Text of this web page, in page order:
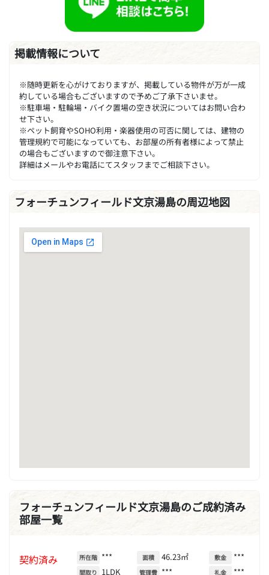
掲載情報について
※随時更新を心がけておりますが、掲載している物件が万が一成
約している場合もございますので予めご了承下さいませ。
※駐車場・駐輪場・バイク置場の空き状況についてはお問い合わ
せ下さい。
※ペット飼育やSOHO利用・楽器使用の可否に関しては、建物の
管理規約で可能になっていても、お部屋の所有者様によって禁止
の場合もございますので御注意下さい。
詳細はメールやお電話にてスタッフまでご相談下さい。
フォーチュンフィールド文京湯島の周辺地図
フォーチュンフィールド文京湯島のご成約済み
部屋一覧
契約済み 所在階 ***
間取り 1LDK
面積 46.23㎡
管理費 ***
敷金 ***
礼金 ***